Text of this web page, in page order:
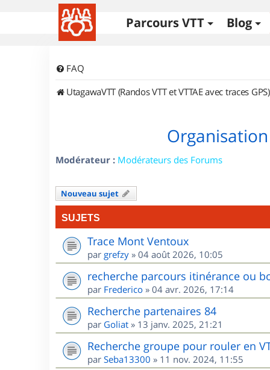
Parcours VTT Blog
FAQ
UtagawaVTT (Randos VTT et VTTAE avec traces GPS)
Modérateur : Modérateurs des Forums
Nouveau sujet
SUJETS
Trace Mont Ventoux
par grefzy » 04 août 2026, 10:05
recherche parcours itinérance ou
par Frederico » 04 avr. 2026, 17:14
Recherche partenaires 84
par Goliat » 13 janv. 2025, 21:21
Recherche groupe pour rouler en
par Seba13300 » 11 nov. 2024, 11:55